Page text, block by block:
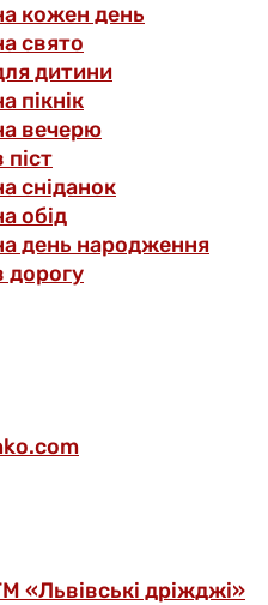
кожен день
свято
дитини
пікнік
вечерю
сніданок
обід
день народження
дорогу
«Львівські дріжджі»